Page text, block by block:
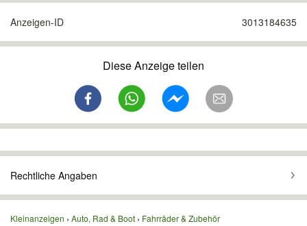
Anzeigen-ID 3013184635
Diese Anzeige teilen
Rechtliche Angaben
Kleinanzeigen Auto, Rad & Boot Fahrräder & Zubehör